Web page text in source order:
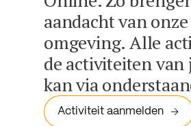
aandacht van
omgeving. Alle
de activiteiten van
kan via
Activiteit aanmelden